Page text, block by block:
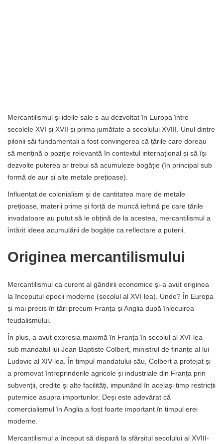
Mercantilismul și ideile sale s-au dezvoltat în Europa între
secolele XVI și XVII și prima jumătate a secolului XVIII. Unul dintre
pilonii săi fundamentali a fost convingerea că țările care doreau
să mențină o poziție relevantă în contextul internațional și să își
dezvolte puterea ar trebui să acumuleze bogăție (în principal sub
formă de aur și alte metale prețioase).
Influențat de colonialism și de cantitatea mare de metale
prețioase, materii prime și forță de muncă ieftină pe care țările
invadatoare au putut să le obțină de la acestea, mercantilismul a
întărit ideea acumulării de bogăție ca reflectare a puterii.
Originea mercantilismului
Mercantilismul ca curent al gândirii economice și-a avut originea
la începutul epocii moderne (secolul al XVI-lea). Unde? În Europa
și mai precis în țări precum Franța și Anglia după înlocuirea
feudalismului.
În plus, a avut expresia maximă în Franța în secolul al XVI-lea
sub mandatul lui Jean Baptiste Colbert, ministrul de finanțe al lui
Ludovic al XIV-lea. În timpul mandatului său, Colbert a protejat și
a promovat întreprinderile agricole și industriale din Franța prin
subvenții, credite și alte facilități, impunând în același timp restricții
puternice asupra importurilor. Deși este adevărat că
comercialismul în Anglia a fost foarte important în timpul erei
moderne.
Mercantilismul a început să dispară la sfârșitul secolului al XVIII-